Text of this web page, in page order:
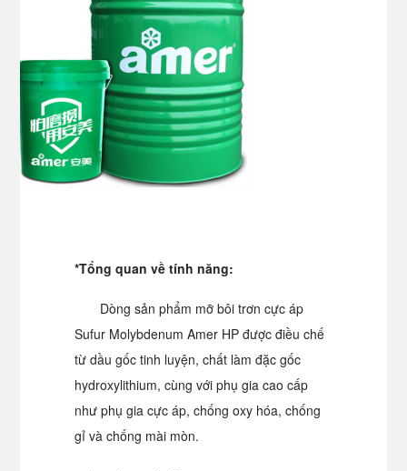
*Tổng quan về tính năng:
Dòng sản phẩm mỡ bôi trơn cực áp
Sufur Molybdenum Amer HP được điều chế
từ dầu gốc tinh luyện, chất làm đặc gốc
hydroxylithium, cùng với phụ gia cao cấp
như phụ gia cực áp, chống oxy hóa, chống
gỉ và chống mài mòn.